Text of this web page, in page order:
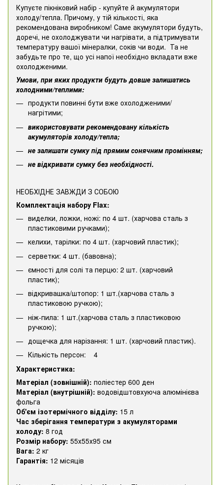
Купуєте пікніковий набір - купуйте й акумулятори
холоду/тепла. Причому, у тій кількості, яка
рекомендована виробником! Саме акумулятори будуть,
доречі, не охолоджувати чи нагрівати, а підтримувати
температуру вашої мінералки, соків чи води. Та не
забудьте про те, що усі напої необхідно вкладати вже
охолодженими.
Умови, при яких продукти будуть довше залишатись
холодними/теплими:
продукти повинні бути вже охолодженими/
нагрітими;
використовувати рекомендовану кількість
акумуляторів холоду/тепла;
не залишати сумку під прямим сонячним промінням;
не відкривати сумку без необхідності.
НЕОБХІДНЕ ЗАВЖДИ З СОБОЮ
Комплектація набору Flax:
виделки, ложки, ножі: по 4 шт. (харчова сталь з
пластиковими ручками);
келихи, тарілки: по 4 шт. (харчовий пластик);
серветки: 4 шт. (бавовна);
ємності для солі та перцю: 2 шт. (харчовий
пластик);
відкривашка/штопор: 1 шт.(харчова сталь з
пластиковою ручкою);
ніж-пила: 1 шт.(харчова сталь з пластиковою
ручкою);
дощечка для нарізання: 1 шт. (харчовий пластик).
Кількість персон: 4
Характеристика:
Матеріал (зовнішній): поліестер 600 ден
Матеріал (внутрішній): водовідштовхуюча алюмінієва
фольга
Об'єм ізотермічного відділу: 15 л
Час зберігання температури з акумуляторами
холоду: 8 год
Розмір набору: 55х55х95 см
Вага: 2 кг
Гарантія: 12 місяців